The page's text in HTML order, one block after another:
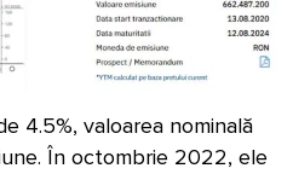
4.5%, valoarea nominală
În octombrie 2022, ele